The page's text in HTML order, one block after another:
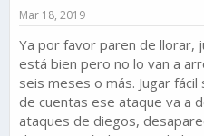
:
Mar 18, 2019
Ya por favor paren de llorar,
está bien pero no lo van a
seis meses o más. Jugar
de cuentas ese ataque va a
ataques de diegos,